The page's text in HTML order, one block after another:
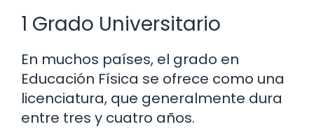
1 Grado Universitario
En muchos países, el grado en
Educación Física se ofrece como una
licenciatura, que generalmente dura
entre tres y cuatro años.